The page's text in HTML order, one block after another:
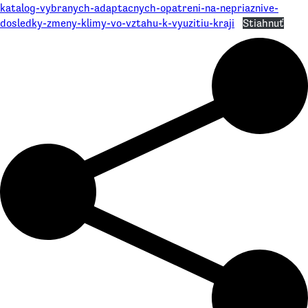
katalog-vybranych-adaptacnych-opatreni-na-nepriaznive-
dosledky-zmeny-klimy-vo-vztahu-k-vyuzitiu-kraji
Stiahnuť